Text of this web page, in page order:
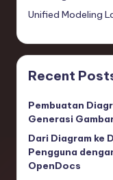
Unified Modeling
Recent
Pembuatan
Generasi
Dari Diagram ke
Pengguna
OpenDocs